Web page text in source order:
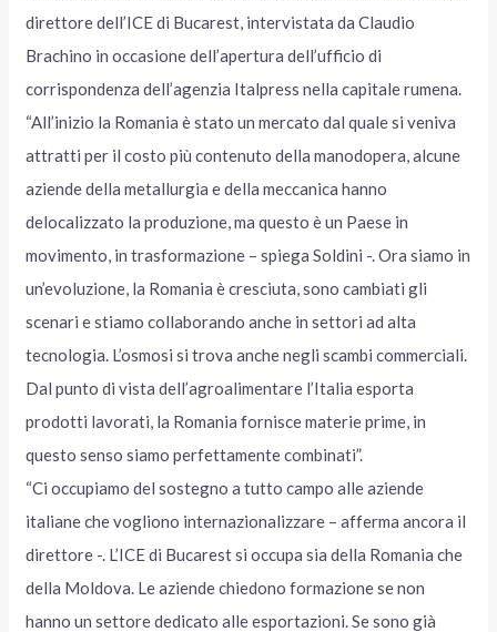
direttore dell’ICE di Bucarest, intervistata da Claudio
Brachino in occasione dell’apertura dell’ufficio di
corrispondenza dell’agenzia Italpress nella capitale rumena.
“All’inizio la Romania è stato un mercato dal quale si veniva
attratti per il costo più contenuto della manodopera, alcune
aziende della metallurgia e della meccanica hanno
delocalizzato la produzione, ma questo è un Paese in
movimento, in trasformazione – spiega Soldini -. Ora siamo in
un’evoluzione, la Romania è cresciuta, sono cambiati gli
scenari e stiamo collaborando anche in settori ad alta
tecnologia. L’osmosi si trova anche negli scambi commerciali.
Dal punto di vista dell’agroalimentare l’Italia esporta
prodotti lavorati, la Romania fornisce materie prime, in
questo senso siamo perfettamente combinati”.
“Ci occupiamo del sostegno a tutto campo alle aziende
italiane che vogliono internazionalizzare – afferma ancora il
direttore -. L’ICE di Bucarest si occupa sia della Romania che
della Moldova. Le aziende chiedono formazione se non
hanno un settore dedicato alle esportazioni. Se sono già